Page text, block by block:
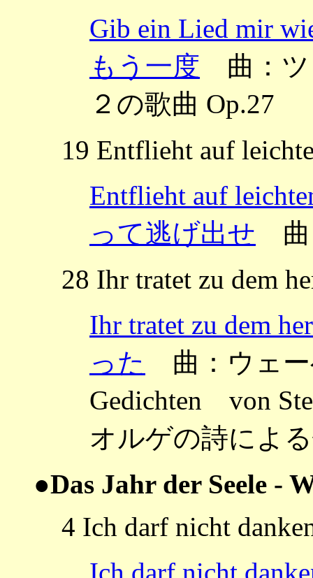
Gib ein Lied mir
もう一度 曲：ツ
２の歌曲 Op.27
19 Entflieht auf
Entflieht auf
って逃げ出せ 曲
28 Ihr tratet zu dem
Ihr tratet zu dem
った
曲：ウェー
Gedichten von
オルゲの詩によ
●Das Jahr der Seele -
4 Ich darf nicht